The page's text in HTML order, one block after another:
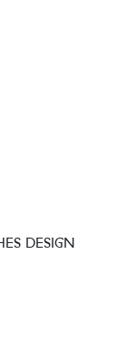
DESIGN